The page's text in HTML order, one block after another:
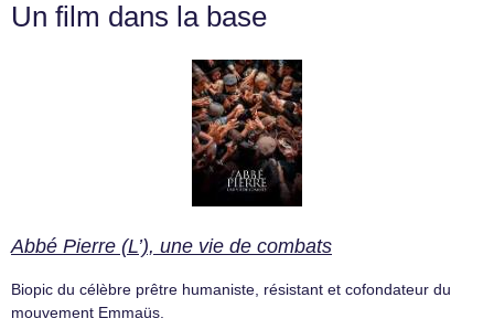
Un film dans la base
Abbé Pierre (L’), une vie de combats
Biopic du célèbre prêtre humaniste, résistant et cofondateur du
mouvement Emmaüs.